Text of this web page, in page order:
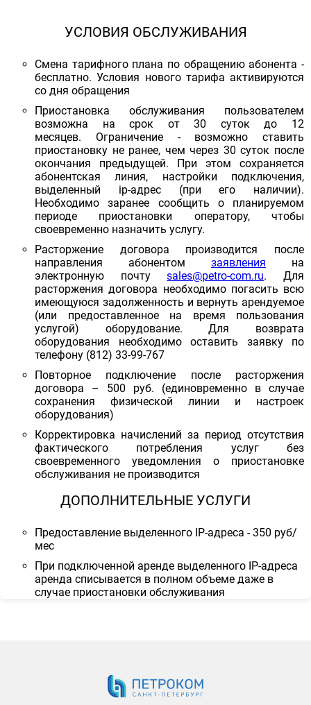
УСЛОВИЯ ОБСЛУЖИВАНИЯ
Смена тарифного плана по обращению абонента -
бесплатно. Условия нового тарифа активируются
со дня обращения
Приостановка обслуживания пользователем
возможна на срок от 30 суток до 12
месяцев. Ограничение - возможно ставить
приостановку не ранее, чем через 30 суток после
окончания предыдущей. При этом сохраняется
абонентская линия, настройки подключения,
выделенный ip-адрес (при его наличии).
Необходимо заранее сообщить о планируемом
периоде приостановки оператору, чтобы
своевременно назначить услугу.
Расторжение договора производится после
направления абонентом заявления на
электронную почтуsales@petro-com.ru. Для
расторжения договора необходимо погасить всю
имеющуюся задолженность и вернуть арендуемое
(или предоставленное на время пользования
услугой) оборудование. Для возврата
оборудования необходимо оставить заявку по
телефону (812) 33-99-767
Повторное подключение после расторжения
договора – 500 руб. (единовременно в случае
сохранения физической линии и настроек
оборудования)
Корректировка начислений за период отсутствия
фактического потребления услуг без
своевременного уведомления о приостановке
обслуживания не производится
ДОПОЛНИТЕЛЬНЫЕ УСЛУГИ
Предоставление выделенного IP-адреса - 350 руб/
мес
При подключенной аренде выделенного IP-адреса
аренда списывается в полном объеме даже в
случае приостановки обслуживания